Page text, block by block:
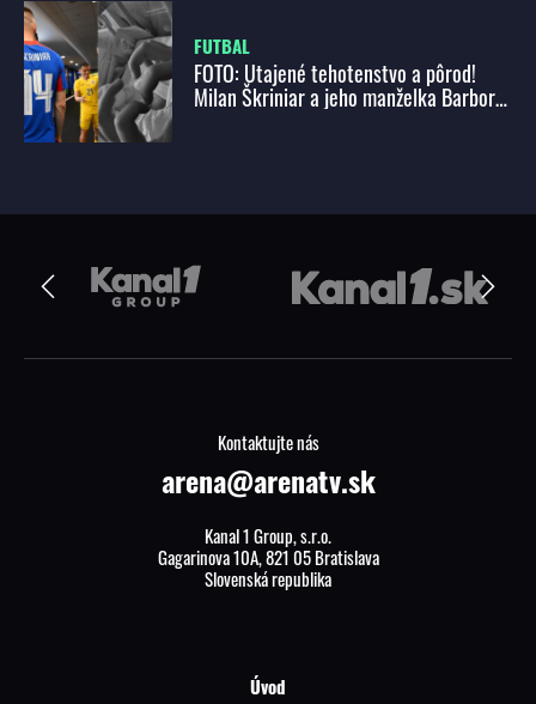
FUTBAL
FOTO: Utajené tehotenstvo a pôrod!
Milan Škriniar a jeho manželka Barbora
Kontaktujte nás
arena@arenatv.sk
Kanal 1 Group, s.r.o.
Gagarinova 10A, 821 05 Bratislava
Slovenská republika
Úvod